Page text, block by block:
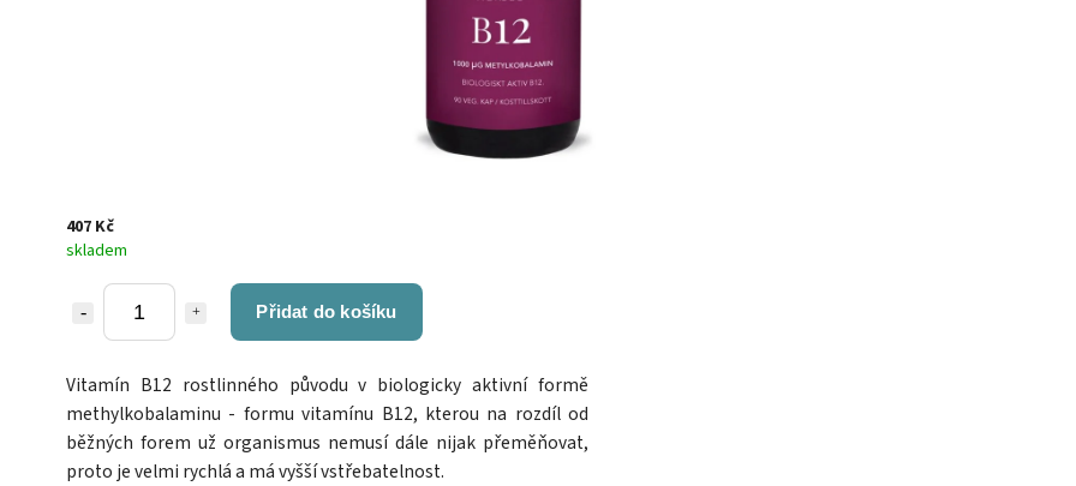
407 Kč
skladem
Přidat do košíku
Vitamín B12 rostlinného původu v biologicky aktivní formě
methylkobalaminu - formu vitamínu B12, kterou na rozdíl od
běžných forem už organismus nemusí dále nijak přeměňovat,
proto je velmi rychlá a má vyšší vstřebatelnost.